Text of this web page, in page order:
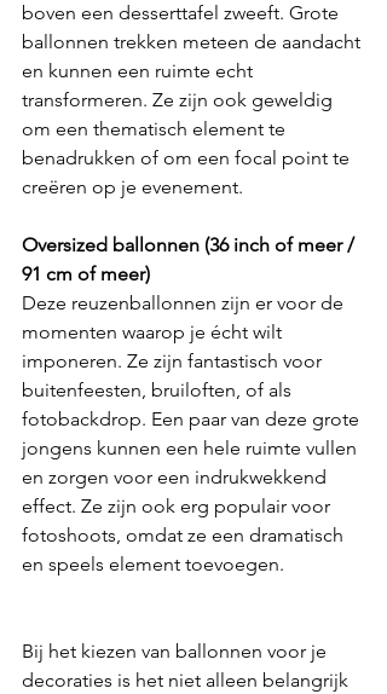
boven een desserttafel zweeft. Grote
ballonnen trekken meteen de aandacht
en kunnen een ruimte echt
transformeren. Ze zijn ook geweldig
om een thematisch element te
benadrukken of om een focal point te
creëren op je evenement.
Oversized ballonnen (36 inch of meer /
91 cm of meer)
Deze reuzenballonnen zijn er voor de
momenten waarop je écht wilt
imponeren. Ze zijn fantastisch voor
buitenfeesten, bruiloften, of als
fotobackdrop. Een paar van deze grote
jongens kunnen een hele ruimte vullen
en zorgen voor een indrukwekkend
effect. Ze zijn ook erg populair voor
fotoshoots, omdat ze een dramatisch
en speels element toevoegen.
Bij het kiezen van ballonnen voor je
decoraties is het niet alleen belangrijk